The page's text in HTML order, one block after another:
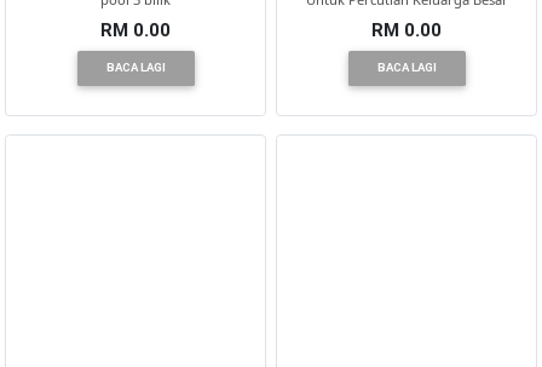
RM 0.00
BACA LAGI
RM 0.00
BACA LAGI